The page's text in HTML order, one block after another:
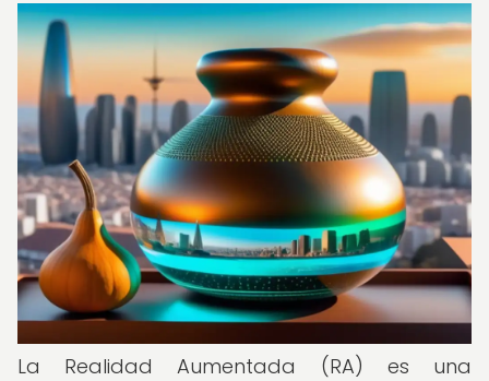
La Realidad Aumentada (RA) es una